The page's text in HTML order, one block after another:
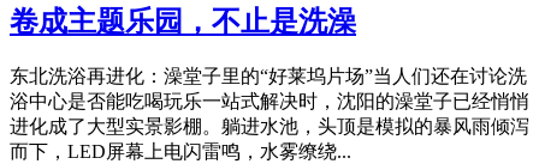
卷成主题乐园，不止是洗澡
东北洗浴再进化：澡堂子里的“好莱坞片场”当人们还在讨论洗
浴中心是否能吃喝玩乐一站式解决时，沈阳的澡堂子已经悄悄
进化成了大型实景影棚。躺进水池，头顶是模拟的暴风雨倾泻
而下，LED屏幕上电闪雷鸣，水雾缭绕...